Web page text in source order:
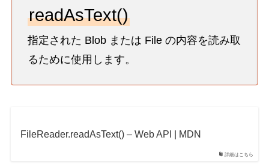
readAsText()
指定された Blob または File の内容を読み取
るために使用します。
詳細はこちら
FileReader.readAsText() – Web API | MDN